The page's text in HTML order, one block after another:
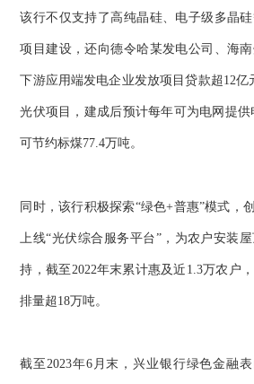
该行不仅支持了高纯晶硅、电子级多晶
项目建设，还向德令哈某发电公司、海
下游应用端发电企业发放项目贷款超12亿
光伏项目，建成后预计每年可为电网提
可节约标煤77.4万吨。
同时，该行积极探索“绿色+普惠”模式，
上线“光伏综合服务平台”，为农户安装
持，截至2022年末累计惠及近1.3万农户
排量超18万吨。
截至2023年6月末，兴业银行绿色金融